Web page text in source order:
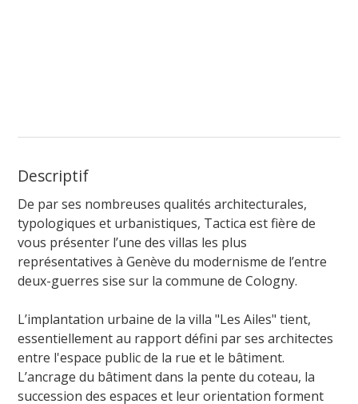
Descriptif
De par ses nombreuses qualités architecturales,
typologiques et urbanistiques, Tactica est fière de
vous présenter l’une des villas les plus
représentatives à Genève du modernisme de l’entre
deux-guerres sise sur la commune de Cologny.
L’implantation urbaine de la villa "Les Ailes" tient,
essentiellement au rapport défini par ses architectes
entre l'espace public de la rue et le bâtiment.
L’ancrage du bâtiment dans la pente du coteau, la
succession des espaces et leur orientation forment